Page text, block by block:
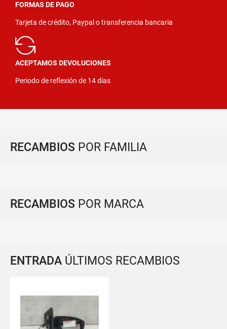
FORMAS DE PAGO
Tarjeta de crédito, Paypal o transferencia bancaria
ACEPTAMOS DEVOLUCIONES
Periodo de reflexión de 14 días
RECAMBIOS POR FAMILIA
RECAMBIOS POR MARCA
ENTRADA ÚLTIMOS RECAMBIOS